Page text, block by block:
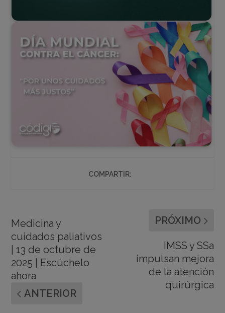
COMPARTIR:
Medicina y
cuidados paliativos
| 13 de octubre de
2025 | Escúchelo
ahora
ANTERIOR
PRÓXIMO
IMSS y SSa
impulsan mejora
de la atención
quirúrgica